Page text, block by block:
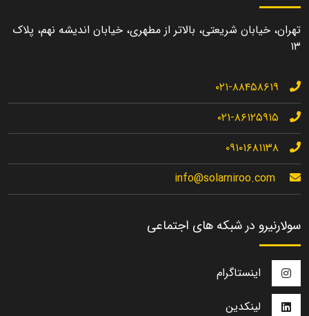
تهران، خیابان شریعتی، بالاتر از مطهری، خیابان اندیشه نهم، پلاک
۱۳
۰۲۱-۸۸۴۵۸۶۱۹
۰۲۱-۸۶۱۲۵۹۱۵
۰۹۱۰۱۶۸۱۱۳۸
info@solarniroo.com
سولارنیرو در شبکه های اجتماعی
اینستاگرام
لینکدین